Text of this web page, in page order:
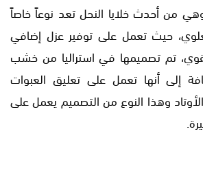
من أحدث خلايا النحل تعد نوعاً خاصاً
حيث تعمل على توفير عزل إضافي
تم تصميمها في استراليا من خشب
إلى أنها تعمل على تعليق العبوات
وهذا النوع من التصميم يعمل على